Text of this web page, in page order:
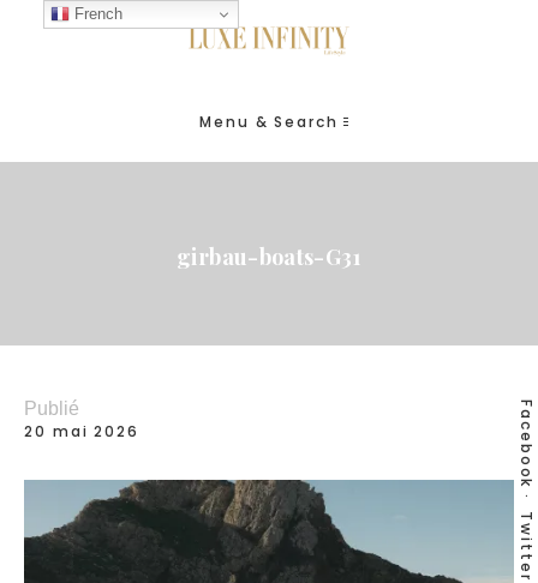
Menu & Search
girbau-boats-G31
Facebook
Twitter
Publié
20 mai 2026
French